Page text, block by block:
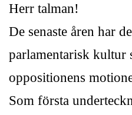
Herr talman!
De senaste åren har
parlamentarisk kultur
oppositionens
Som första